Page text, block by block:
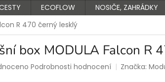
ECOFLOW NOSIČE, ZAHRÁDKY
R 470 černý lesklý
box MODULA Falcon R
Podrobnosti hodnocení Značka: